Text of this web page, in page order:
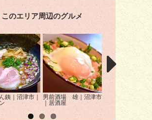
このエリア周辺のグルメ
銕｜沼津市｜
男前酒場 雄｜沼津市
｜居酒屋
もんじゃ焼き・
き はがし｜沼津
居酒屋